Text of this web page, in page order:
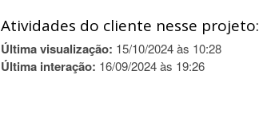
Atividades do cliente nesse projeto:
Última visualização: 15/10/2024 às 10:28
Última interação: 16/09/2024 às 19:26